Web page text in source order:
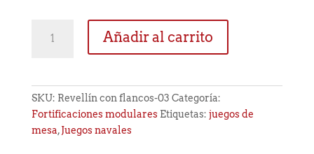
Añadir al carrito
SKU: Revellín con flancos-03 Categoría:
Fortificaciones modulares Etiquetas: juegos de
mesa,Juegos navales